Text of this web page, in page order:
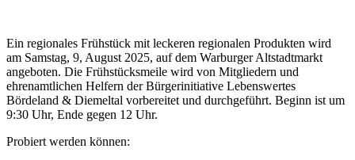
Ein regionales Frühstück mit leckeren regionalen Produkten wird
am Samstag, 9, August 2025, auf dem Warburger Altstadtmarkt
angeboten. Die Frühstücksmeile wird von Mitgliedern und
ehrenamtlichen Helfern der Bürgerinitiative Lebenswertes
Bördeland & Diemeltal vorbereitet und durchgeführt. Beginn ist um
9:30 Uhr, Ende gegen 12 Uhr.
Probiert werden können: